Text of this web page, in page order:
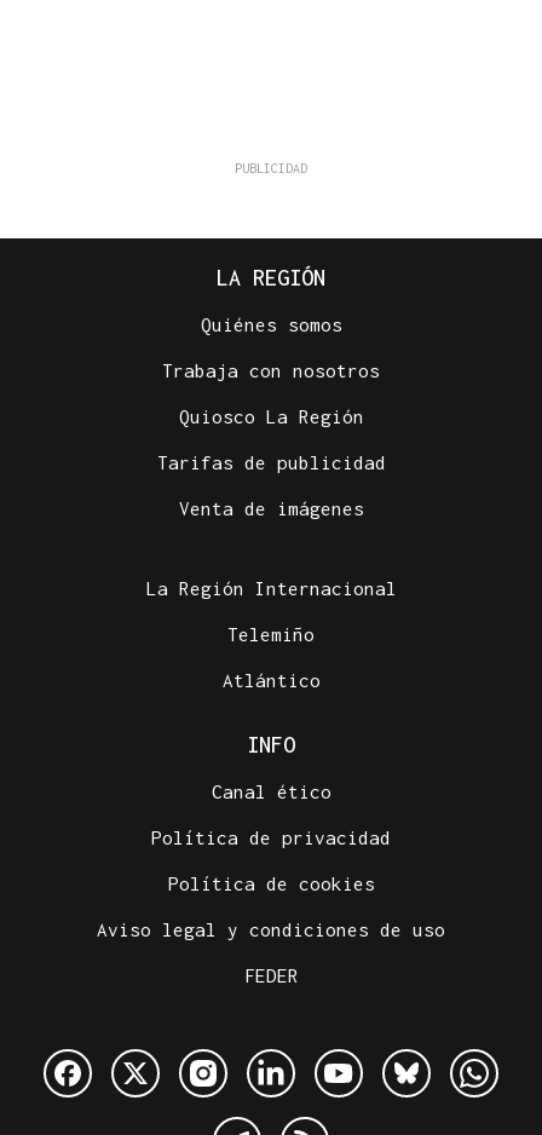
LA REGIÓN
Quiénes somos
Trabaja con nosotros
Quiosco La Región
Tarifas de publicidad
Venta de imágenes
La Región Internacional
Telemiño
Atlántico
INFO
Canal ético
Política de privacidad
Política de cookies
Aviso legal y condiciones de uso
FEDER